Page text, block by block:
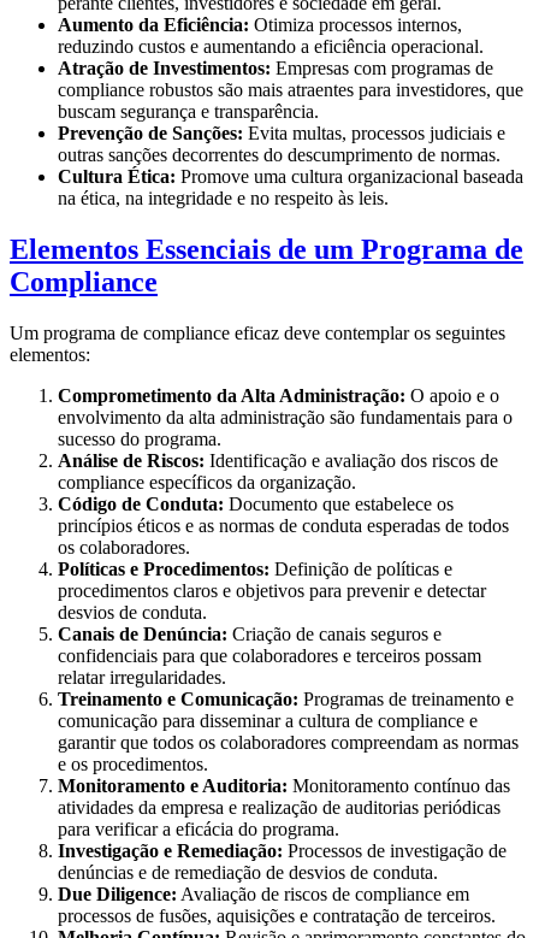
Aumento da Eficiência: Otimiza processos internos,
reduzindo custos e aumentando a eficiência operacional.
Atração de Investimentos: Empresas com programas de
compliance robustos são mais atraentes para investidores, que
buscam segurança e transparência.
Prevenção de Sanções: Evita multas, processos judiciais e
outras sanções decorrentes do descumprimento de normas.
Cultura Ética: Promove uma cultura organizacional baseada
na ética, na integridade e no respeito às leis.
Elementos Essenciais de um Programa de
Compliance
Um programa de compliance eficaz deve contemplar os seguintes
elementos:
Comprometimento da Alta Administração: O apoio e o
envolvimento da alta administração são fundamentais para o
sucesso do programa.
Análise de Riscos: Identificação e avaliação dos riscos de
compliance específicos da organização.
Código de Conduta: Documento que estabelece os
princípios éticos e as normas de conduta esperadas de todos
os colaboradores.
Políticas e Procedimentos: Definição de políticas e
procedimentos claros e objetivos para prevenir e detectar
desvios de conduta.
Canais de Denúncia: Criação de canais seguros e
confidenciais para que colaboradores e terceiros possam
relatar irregularidades.
Treinamento e Comunicação: Programas de treinamento e
comunicação para disseminar a cultura de compliance e
garantir que todos os colaboradores compreendam as normas
e os procedimentos.
Monitoramento e Auditoria: Monitoramento contínuo das
atividades da empresa e realização de auditorias periódicas
para verificar a eficácia do programa.
Investigação e Remediação: Processos de investigação de
denúncias e de remediação de desvios de conduta.
Due Diligence: Avaliação de riscos de compliance em
processos de fusões, aquisições e contratação de terceiros.